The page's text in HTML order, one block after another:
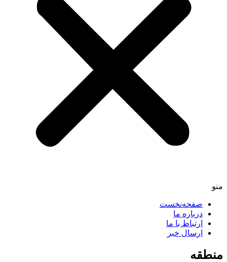
صفحه‌نخست
درباره ما
ارتباط با ما
ارسال خبر